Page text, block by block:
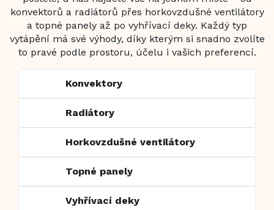
konvektorů a radiátorů přes horkovzdušné ventilátory
a topné panely až po vyhřívací deky. Každý typ
vytápění má své výhody, díky kterým si snadno zvolíte
to pravé podle prostoru, účelu i vašich preferencí.
Konvektory
Radiátory
Horkovzdušné ventilátory
Topné panely
Vyhřívací deky